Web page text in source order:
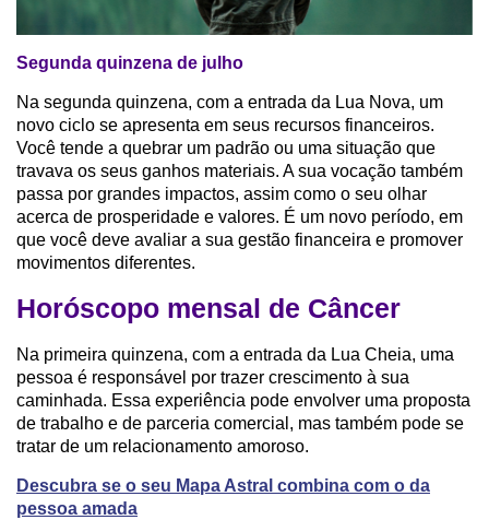
Segunda quinzena de julho
Na segunda quinzena, com a entrada da Lua Nova, um
novo ciclo se apresenta em seus recursos financeiros.
Você tende a quebrar um padrão ou uma situação que
travava os seus ganhos materiais. A sua vocação também
passa por grandes impactos, assim como o seu olhar
acerca de prosperidade e valores. É um novo período, em
que você deve avaliar a sua gestão financeira e promover
movimentos diferentes.
Horóscopo mensal de Câncer
Na primeira quinzena, com a entrada da Lua Cheia, uma
pessoa é responsável por trazer crescimento à sua
caminhada. Essa experiência pode envolver uma proposta
de trabalho e de parceria comercial, mas também pode se
tratar de um relacionamento amoroso.
Descubra se o seu Mapa Astral combina com o da
pessoa amada